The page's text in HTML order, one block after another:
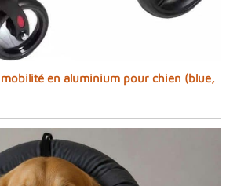
en aluminium pour chien (blue,